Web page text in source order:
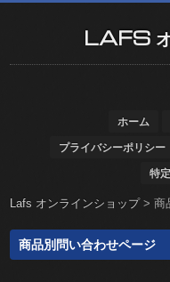
LAFS オ
ホーム
プライバシーポリシー
特
Lafs オンラインショップ>商
商品別問い合わせページ